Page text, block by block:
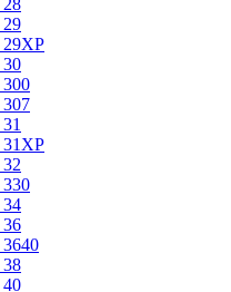
28
29
29XP
30
300
307
31XP
330
34
36
3640
38
40